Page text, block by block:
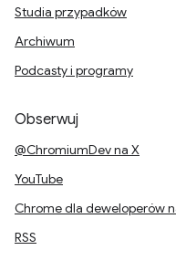
Studia przypadków
Archiwum
Podcasty i programy
Obserwuj
@ChromiumDev na X
YouTube
Chrome dla deweloperów
RSS